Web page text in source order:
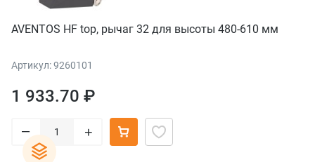
AVENTOS HF top, рычаг 32 для высоты 480-610 мм
Артикул: 9260101
1 933.70 ₽
– +